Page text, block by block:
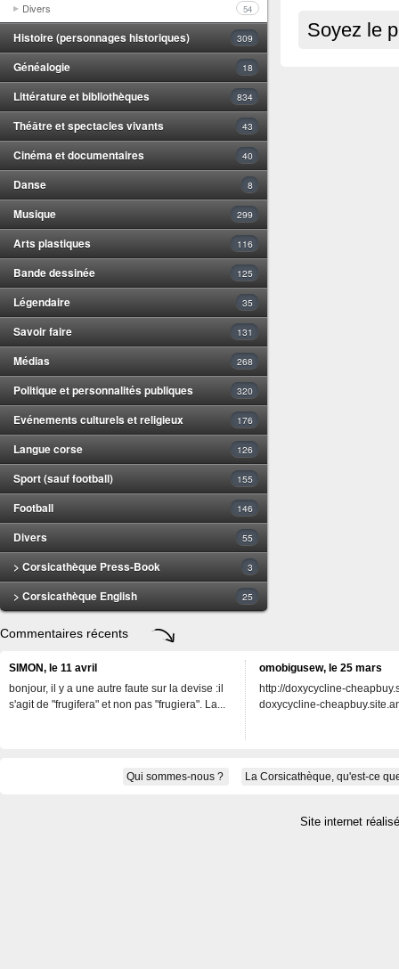
Divers 54
Histoire (personnages historiques) 309
Généalogie 18
Littérature et bibliothèques 834
Théâtre et spectacles vivants 43
Cinéma et documentaires 40
Danse 8
Musique 299
Arts plastiques 116
Bande dessinée 125
Légendaire 35
Savoir faire 131
Médias 268
Politique et personnalités publiques 320
Evénements culturels et religieux 176
Langue corse 126
Sport (sauf football) 155
Football 146
Divers 55
> Corsicathèque Press-Book 3
> Corsicathèque English 25
Soyez le
Commentaires récents
SIMON, le 11 avril
bonjour, il y a une autre faute sur la devise :il
s'agit de "frugifera" et non pas "frugiera". La...
omobigusew, le 25 mars
http://doxycycline-
doxycycline-
Qui sommes-nous ? La Corsicathèque, qu'est-ce
Site internet